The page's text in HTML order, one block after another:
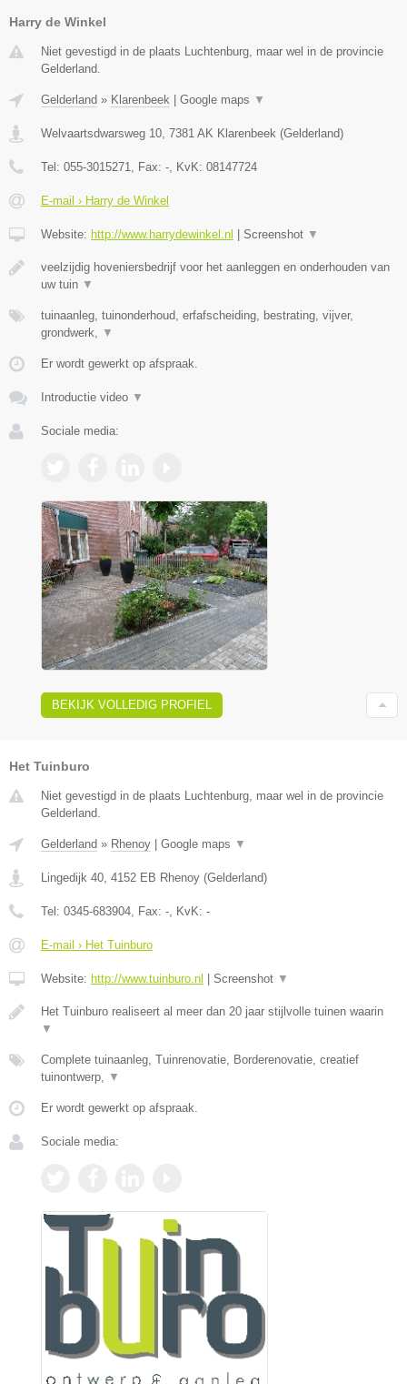
Harry de Winkel
Niet gevestigd in de plaats Luchtenburg, maar wel in de provincie
Gelderland.
Gelderland » Klarenbeek Google maps ▼
Welvaartsdwarsweg 10 7381 AK Klarenbeek (Gelderland)
Tel: 055-3015271 , Fax: - , KvK: 08147724
E-mail › Harry de Winkel
Website: http://www.harrydewinkel.nl Screenshot ▼
veelzijdig hoveniersbedrijf voor het aanleggen en onderhouden van
uw tuin ▼
tuinaanleg, tuinonderhoud, erfafscheiding, bestrating, vijver,
grondwerk,
▼
Er wordt gewerkt op afspraak.
Introductie video ▼
Sociale media:
BEKIJK VOLLEDIG PROFIEL
Het Tuinburo
Niet gevestigd in de plaats Luchtenburg, maar wel in de provincie
Gelderland.
Gelderland » Rhenoy Google maps ▼
Lingedijk 40, 4152 EB Rhenoy (Gelderland)
Tel: 0345-683904, Fax: -, KvK: -
E-mail › Het Tuinburo
Website: http://www.tuinburo.nl Screenshot ▼
Het Tuinburo realiseert al meer dan 20 jaar stijlvolle tuinen waarin
▼
Complete tuinaanleg, Tuinrenovatie, Borderenovatie, creatief
tuinontwerp, ▼
Er wordt gewerkt op afspraak.
Sociale media: